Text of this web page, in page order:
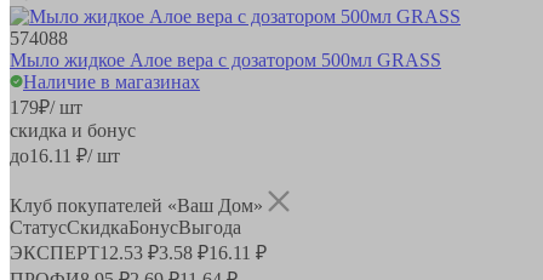
574088
Мыло жидкое Алое вера с дозатором 500мл GRASS
Наличие в магазинах
179₽/ шт
скидка и бонус
до16.11 ₽/ шт
Клуб покупателей «Ваш Дом»
СтатусСкидкаБонусВыгода
ЭКСПЕРТ12.53 ₽3.58 ₽16.11 ₽